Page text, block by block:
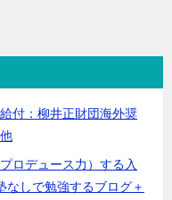
付：柳井正財団海外奨
ロデュース力）する入
しで勉強するブログ＋